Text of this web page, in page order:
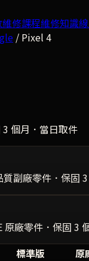
維修課程維修知識
/ Pixel 4
個月．當日取件
副廠零件．保固
原廠零件．保固 3
標準版
原